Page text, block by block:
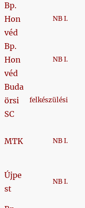
Bp.
Hon
véd
NB I.
Bp.
Hon
véd
NB I.
Buda
örsi
SC
felkészülési
MTK NB I.
Újpe
st
NB I.